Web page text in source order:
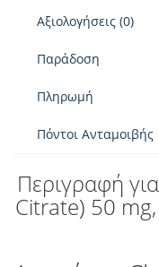
Αξιολογήσεις (0)
Παράδοση
Πληρωμή
Πόντοι Ανταμοιβής
Περιγραφή
Citrate) 50